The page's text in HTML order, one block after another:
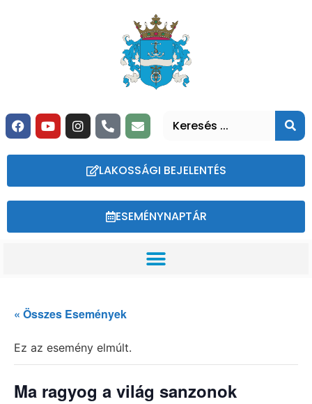
LAKOSSÁGI BEJELENTÉS
ESEMÉNYNAPTÁR
« Összes Események
Ez az esemény elmúlt.
Ma ragyog a világ sanzonok